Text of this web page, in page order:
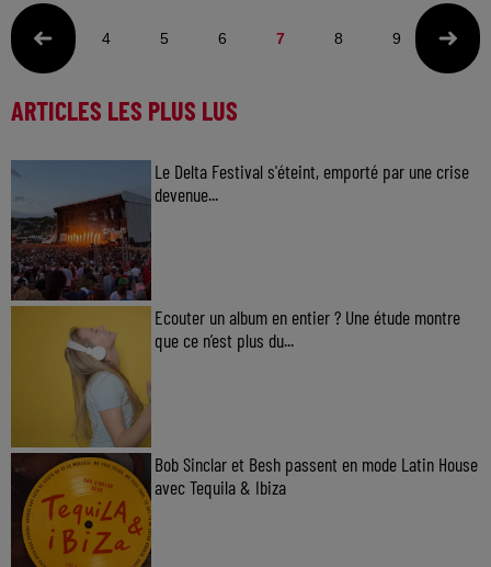
4 5 6 7 8 9 10
ARTICLES LES PLUS LUS
Le Delta Festival s'éteint, emporté par une crise
devenue...
Ecouter un album en entier ? Une étude montre
que ce n’est plus du...
Bob Sinclar et Besh passent en mode Latin House
avec Tequila & Ibiza